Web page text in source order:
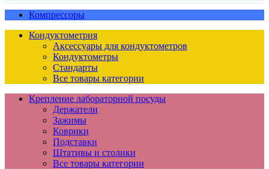
Компрессоры
Кондуктометрия
Аксессуары для кондуктометров
Кондуктометры
Стандарты
Все товары категории
Крепление лабораторной посуды
Держатели
Зажимы
Коврики
Подставки
Штативы и столики
Все товары категории